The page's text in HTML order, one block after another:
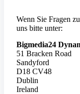
Wenn Sie Fragen
uns bitte unter:
Bigmedia24
51 Bracken Road
Sandyford
D18 CV48
Dublin
Ireland